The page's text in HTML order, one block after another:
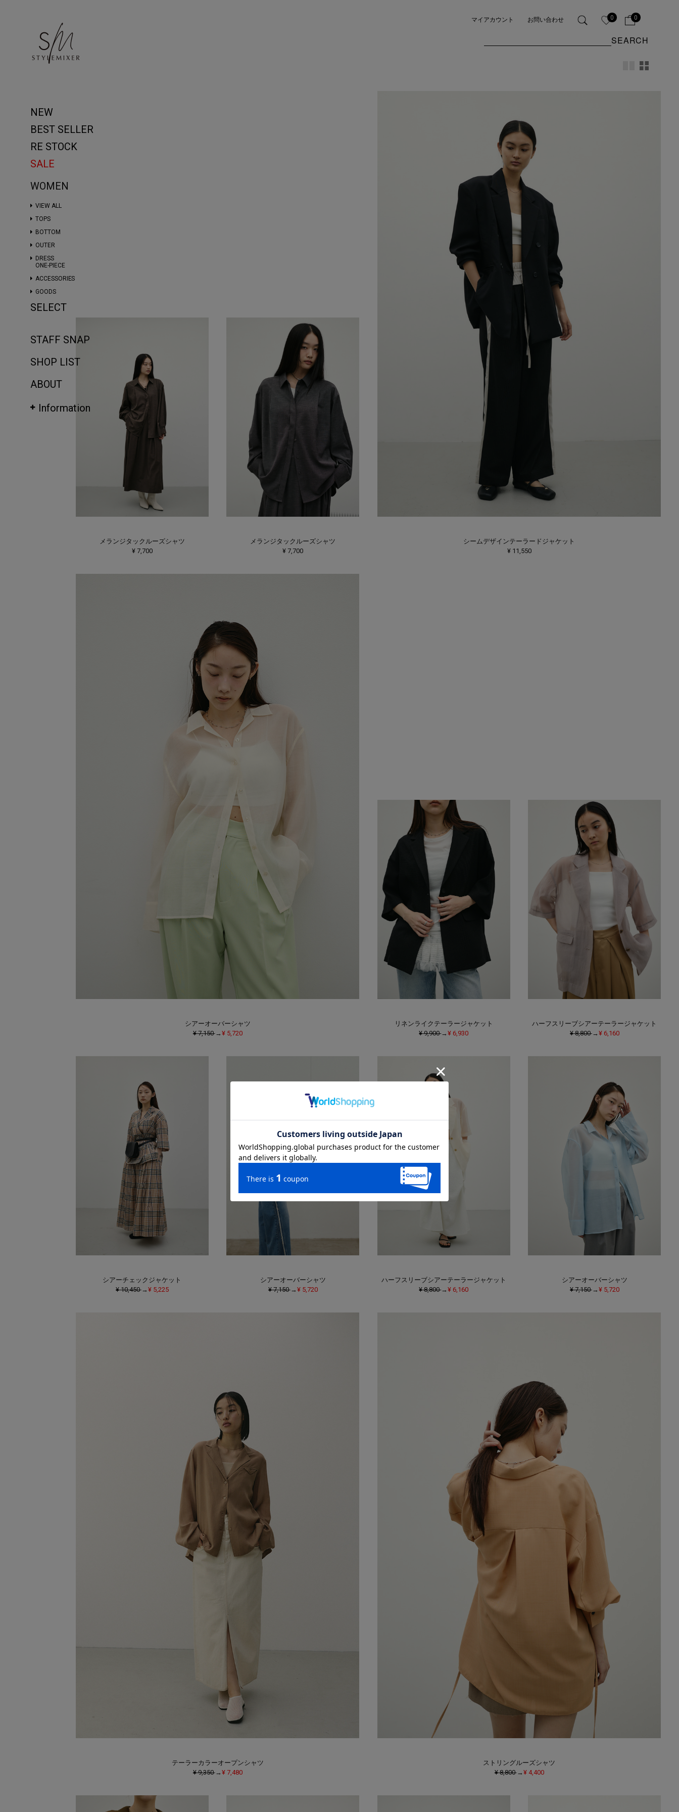
マイアカウント お問い合わせ 0 0
SEARCH
NEW
BEST SELLER
RE STOCK
SALE
WOMEN
VIEW ALL
TOPS
BOTTOM
OUTER
DRESS
ONE-PIECE
ACCESSORIES
GOODS
SELECT
STAFF SNAP
SHOP LIST
ABOUT
Information
メランジタックルーズシャツ
¥ 7,700
メランジタックルーズシャツ
¥ 7,700
シームデザインテーラードジャケット
¥ 11,550
シアーオーバーシャツ
¥ 7,150→ ¥ 5,720
リネンライクテーラージャケット
¥ 9,900→¥ 6,930
ハーフスリーブシアーテーラージャケット
¥ 8,800→ ¥ 6,160
シアーチェックジャケット
¥ 10,450→ ¥ 5,225
シアーオーバーシャツ
¥ 7,150→ ¥ 5,720
ハーフスリーブシアーテーラージャケット
¥ 8,800→¥ 6,160
シアーオーバーシャツ
¥ 7,150→ ¥ 5,720
テーラーカラーオープンシャツ
¥ 9,350→ ¥ 7,480
ストリングルーズシャツ
¥ 8,800→ ¥ 4,400